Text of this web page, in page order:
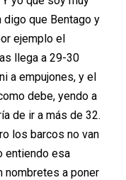
digo que Bentago y
ejemplo el
llega a 29-30
a empujones, y el
debe, yendo a
de ir a más de 32.
los barcos no van
entiendo esa
nombretes a poner